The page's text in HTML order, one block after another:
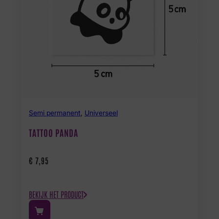
Semi permanent Universeel
TATTOO PANDA
€ 7,95
BEKIJK HET PRODUCT